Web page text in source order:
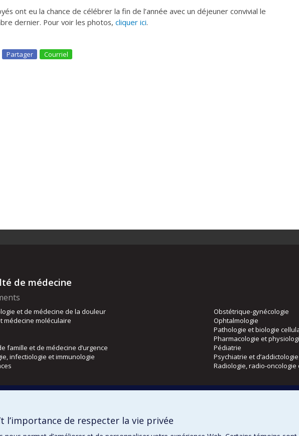
ont eu la chance de célébrer la fin de l’année avec un déjeuner convivial le
dernier. Pour voir les photos, cliquer ici.
Partager Courriel
de médecine
et de médecine de la douleur
médecine moléculaire
famille et de médecine d’urgence
infectiologie et immunologie
Obstétrique-gynécologie
Ophtalmologie
Pathologie et biologie
Pharmacologie et
Pédiatrie
Psychiatrie et d’addictologie
Radiologie, radio-
et audiologie
l’importance de respecter la vie privée